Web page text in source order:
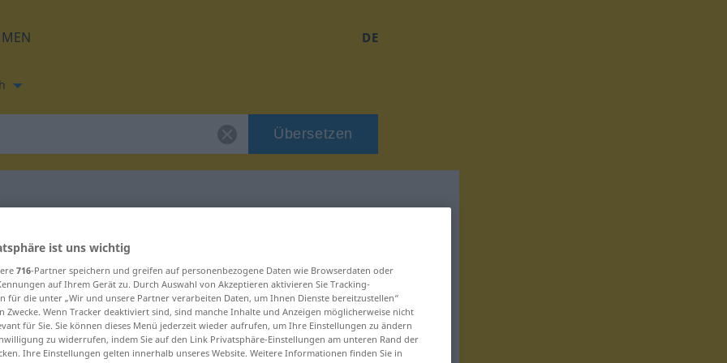
DE
Übersetzen
für "vitamine"
ist uns wichtig
716-Partner speichern und greifen auf personenbezogene Daten wie Browserdaten oder
auf Ihrem Gerät zu. Durch Auswahl von Akzeptieren aktivieren Sie Tracking-
für die unter „Wir und unsere Partner verarbeiten Daten, um Ihnen Dienste bereitzustellen“
Zwecke. Wenn Tracker deaktiviert sind, sind manche Inhalte und Anzeigen möglicherweise nicht
für Sie. Sie können dieses Menü jederzeit wieder aufrufen, um Ihre Einstellungen zu ändern
zu widerrufen, indem Sie auf den Link Privatsphäre-Einstellungen am unteren Rand der
Ihre Einstellungen gelten innerhalb unseres Website. Weitere Informationen finden Sie in